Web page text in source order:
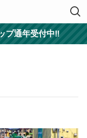
プ通年受付中‼